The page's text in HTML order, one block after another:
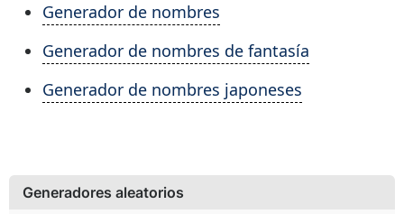
Generador de nombres
Generador de nombres de fantasía
Generador de nombres japoneses
Generadores aleatorios